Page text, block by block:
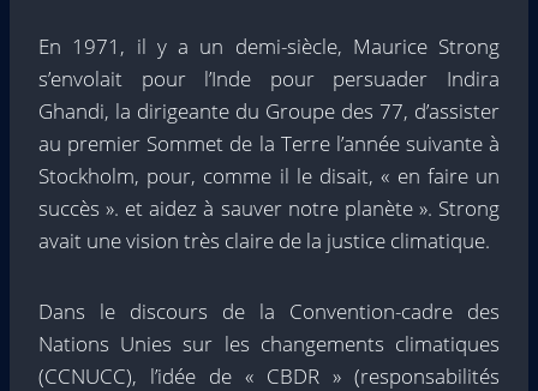
En 1971, il y a un demi-siècle, Maurice Strong
s’envolait pour l’Inde pour persuader Indira
Ghandi, la dirigeante du Groupe des 77, d’assister
au premier Sommet de la Terre l’année suivante à
Stockholm, pour, comme il le disait, « en faire un
succès ». et aidez à sauver notre planète ». Strong
avait une vision très claire de la justice climatique.
Dans le discours de la Convention-cadre des
Nations Unies sur les changements climatiques
(CCNUCC), l’idée de « CBDR » (responsabilités